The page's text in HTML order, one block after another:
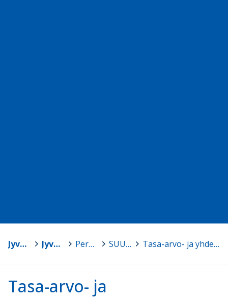
Jyväskylän yliopisto Jyväskylän normaalikoulu Perusopetuksen opetussuunnitelma 2016 SUUNNITELMAT Tasa-arvo- ja yhdenvertaisuussuunnitelma
Tasa-arvo- ja